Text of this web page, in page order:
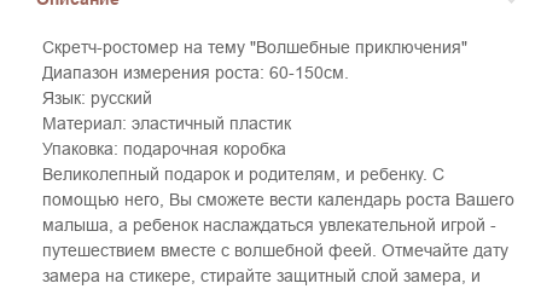
Скретч-ростомер на тему "Волшебные приключения"
Диапазон измерения роста: 60-150см.
Язык: русский
Материал: эластичный пластик
Упаковка: подарочная коробка
Великолепный подарок и родителям, и ребенку. С
помощью него, Вы сможете вести календарь роста Вашего
малыша, а ребенок наслаждаться увлекательной игрой -
путешествием вместе с волшебной феей. Отмечайте дату
замера на стикере, стирайте защитный слой замера, и